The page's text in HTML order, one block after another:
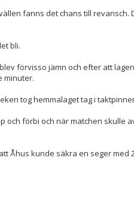
fanns det chans till revansch.
bli.
förvisso jämn och efter att
minuter.
tog hemmalaget tag i
och förbi och när matchen skulle
Åhus kunde säkra en seger med